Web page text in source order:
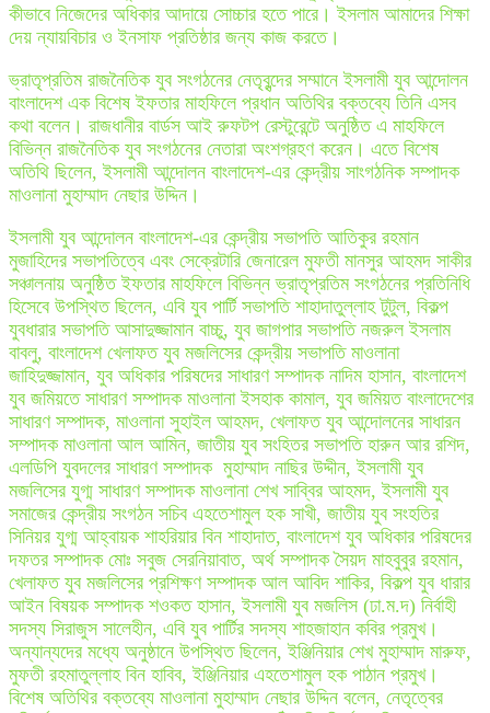
কীভাবে নিজেদের অধিকার আদায়ে সোচ্চার হতে পারে। ইসলাম আমাদের শিক্ষা
দেয় ন্যায়বিচার ও ইনসাফ প্রতিষ্ঠার জন্য কাজ করতে।
ভ্রাতৃপ্রতিম রাজনৈতিক যুব সংগঠনের নেতৃবৃন্দের সম্মানে ইসলামী যুব আন্দোলন
বাংলাদেশ এক বিশেষ ইফতার মাহফিলে প্রধান অতিথির বক্তব্যে তিনি এসব
কথা বলেন। রাজধানীর বার্ডস আই রুফটপ রেস্টুরেন্টে অনুষ্ঠিত এ মাহফিলে
বিভিন্ন রাজনৈতিক যুব সংগঠনের নেতারা অংশগ্রহণ করেন। এতে বিশেষ
অতিথি ছিলেন, ইসলামী আন্দোলন বাংলাদেশ-এর কেন্দ্রীয় সাংগঠনিক সম্পাদক
মাওলানা মুহাম্মাদ নেছার উদ্দিন।
ইসলামী যুব আন্দোলন বাংলাদেশ-এর কেন্দ্রীয় সভাপতি আতিকুর রহমান
মুজাহিদের সভাপতিত্বে এবং সেক্রেটারি জেনারেল মুফতী মানসুর আহমদ সাকীর
সঞ্চালনায় অনুষ্ঠিত ইফতার মাহফিলে বিভিন্ন ভ্রাতৃপ্রতিম সংগঠনের প্রতিনিধি
হিসেবে উপস্থিত ছিলেন, এবি যুব পার্টি সভাপতি শাহাদাতুল্লাহ টুটুল, বিকল্প
যুবধারার সভাপতি আসাদুজ্জামান বাচ্চু, যুব জাগপার সভাপতি নজরুল ইসলাম
বাবলু, বাংলাদেশ খেলাফত যুব মজলিসের কেন্দ্রীয় সভাপতি মাওলানা
জাহিদুজ্জামান, যুব অধিকার পরিষদের সাধারণ সম্পাদক নাদিম হাসান, বাংলাদেশ
যুব জমিয়তে সাধারণ সম্পাদক মাওলানা ইসহাক কামাল, যুব জমিয়ত বাংলাদেশের
সাধারণ সম্পাদক, মাওলানা সুহাইল আহমদ, খেলাফত যুব আন্দোলনের সাধারন
সম্পাদক মাওলানা আল আমিন, জাতীয় যুব সংহিতর সভাপতি হারুন আর রশিদ,
এলডিপি যুবদলের সাধারণ সম্পাদক মুহাম্মাদ নাছির উদ্দীন, ইসলামী যুব
মজলিসের যুগ্ম সাধারণ সম্পাদক মাওলানা শেখ সাব্বির আহমদ, ইসলামী যুব
সমাজের কেন্দ্রীয় সংগঠন সচিব এহতেশামুল হক সাখী, জাতীয় যুব সংহতির
সিনিয়র যুগ্ম আহ্বায়ক শাহরিয়ার বিন শাহাদাত, বাংলাদেশ যুব অধিকার পরিষদের
দফতর সম্পাদক মোঃ সবুজ সেরনিয়াবাত, অর্থ সম্পাদক সৈয়দ মাহবুবুর রহমান,
খেলাফত যুব মজলিসের প্রশিক্ষণ সম্পাদক আল আবিদ শাকির, বিকল্প যুব ধারার
আইন বিষয়ক সম্পাদক শওকত হাসান, ইসলামী যুব মজলিস (ঢা.ম.দ) নির্বাহী
সদস্য সিরাজুস সালেহীন, এবি যুব পার্টির সদস্য শাহজাহান কবির প্রমুখ।
অন্যান্যদের মধ্যে অনুষ্ঠানে উপস্থিত ছিলেন, ইঞ্জিনিয়ার শেখ মুহাম্মাদ মারুফ,
মুফতী রহমাতুল্লাহ বিন হাবিব, ইঞ্জিনিয়ার এহতেশামুল হক পাঠান প্রমুখ।
বিশেষ অতিথির বক্তব্যে মাওলানা মুহাম্মাদ নেছার উদ্দিন বলেন, নেতৃত্বের